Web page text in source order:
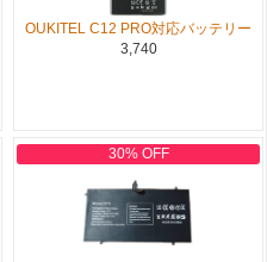
OUKITEL C12 PRO対応バッテリー
3,740
30% OFF